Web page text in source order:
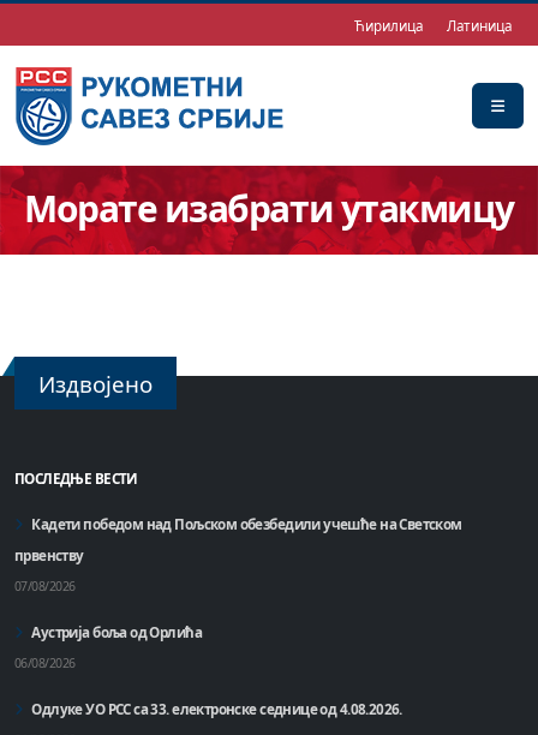
Ћирилица Латиница
Морате изабрати утакмицу
Издвојено
ПОСЛЕДЊЕ ВЕСТИ
Кадети победом над Пољском обезбедили учешће на Светском
првенству
07/08/2026
Аустрија боља од Орлића
06/08/2026
Одлуке УО РСС са 33. електронске седнице од 4.08.2026.